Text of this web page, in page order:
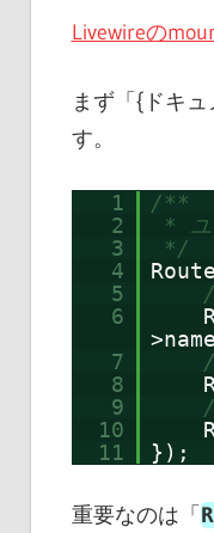
Livewireの
まず「{ドキ
す。
1
/**
2
* ユ
3
*/
4
5
6
7
8
9
10
11
});
重要なのは「